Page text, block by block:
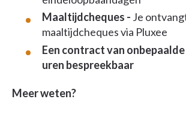
Maaltijdcheques - Je
maaltijdcheques via Pluxee
Een contract van
uren bespreekbaar
Meer weten?